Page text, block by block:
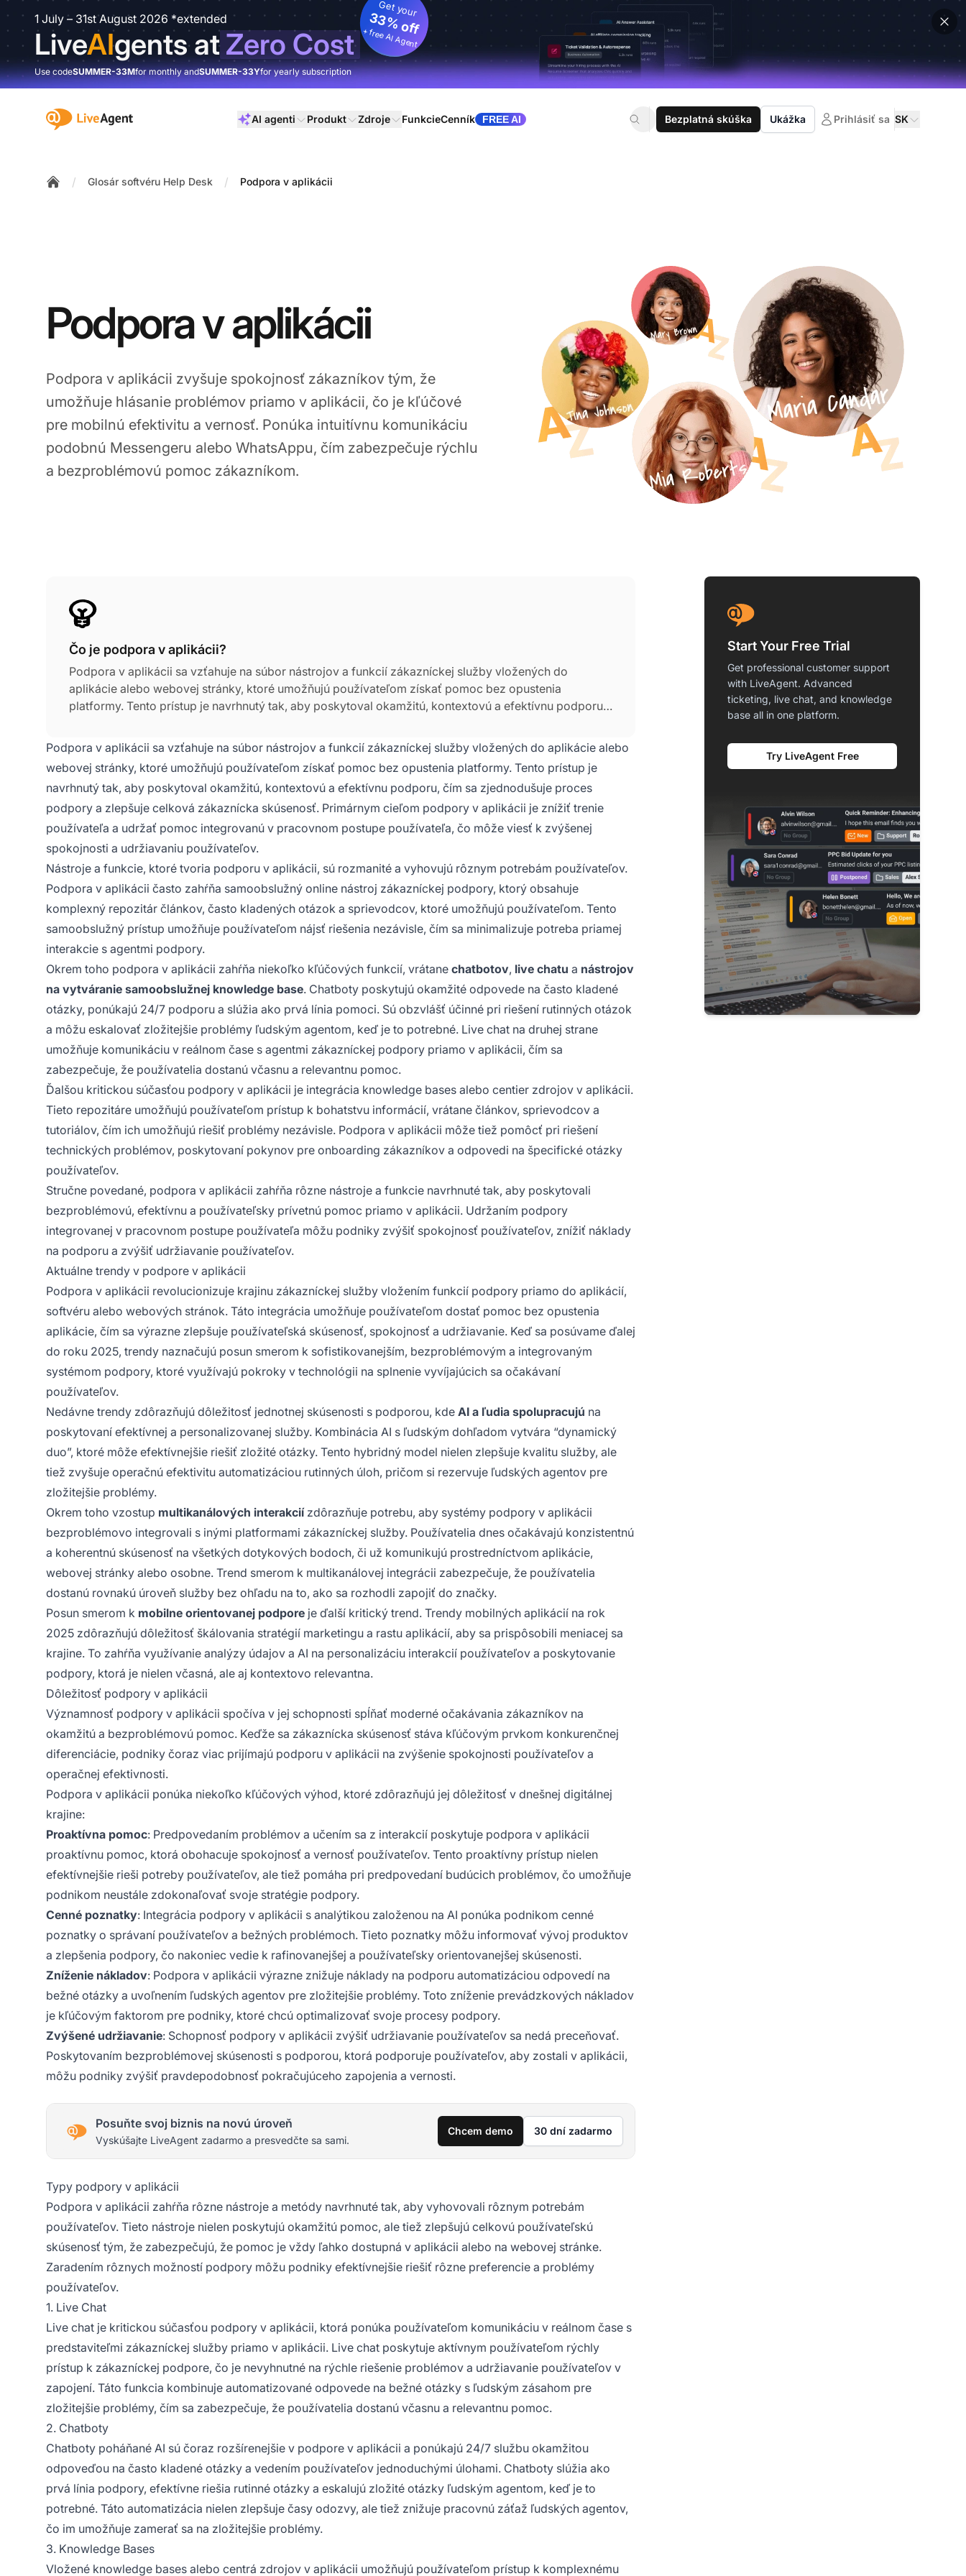
1 July – 31st August 2026 *extended
LiveAIgents atZero Cost
Get your
33% off
+ free AI Agent
Use codeSUMMER-33Mfor monthly andSUMMER-33Yfor yearly subscription
:site.title AI agenti Produkt Zdroje FunkcieCenník FREE AI Bezplatná skúška Ukážka Prihlásiť sa SK
/ Glosár softvéru Help Desk / Podpora v aplikácii
Podpora v aplikácii
Podpora v aplikácii zvyšuje spokojnosť zákazníkov tým, že
umožňuje hlásanie problémov priamo v aplikácii, čo je kľúčové
pre mobilnú efektivitu a vernosť. Ponúka intuitívnu komunikáciu
podobnú Messengeru alebo WhatsAppu, čím zabezpečuje rýchlu
a bezproblémovú pomoc zákazníkom.
Čo je podpora v aplikácii?
Podpora v aplikácii sa vzťahuje na súbor nástrojov a funkcií zákazníckej služby vložených do
aplikácie alebo webovej stránky, ktoré umožňujú používateľom získať pomoc bez opustenia
platformy. Tento prístup je navrhnutý tak, aby poskytoval okamžitú, kontextovú a efektívnu podporu,
podpory v aplikácii je znížiť trenie používateľa a udržať pomoc integrovanú v pracovnom postupe
používateľa, čo môže viesť k zvýšenej spokojnosti a udržiavaniu používateľov.
Podpora v aplikácii sa vzťahuje na súbor nástrojov a funkcií zákazníckej služby vložených do aplikácie alebo
webovej stránky, ktoré umožňujú používateľom získať pomoc bez opustenia platformy. Tento prístup je
navrhnutý tak, aby poskytoval okamžitú, kontextovú a efektívnu podporu, čím sa zjednodušuje proces
podpory a zlepšuje celková zákaznícka skúsenosť. Primárnym cieľom podpory v aplikácii je znížiť trenie
používateľa a udržať pomoc integrovanú v pracovnom postupe používateľa, čo môže viesť k zvýšenej
spokojnosti a udržiavaniu používateľov.
Nástroje a funkcie, ktoré tvoria podporu v aplikácii, sú rozmanité a vyhovujú rôznym potrebám používateľov.
Podpora v aplikácii často zahŕňa samoobslužný online nástroj zákazníckej podpory, ktorý obsahuje
komplexný repozitár článkov, často kladených otázok a sprievodcov, ktoré umožňujú používateľom. Tento
samoobslužný prístup umožňuje používateľom nájsť riešenia nezávisle, čím sa minimalizuje potreba priamej
interakcie s agentmi podpory.
Okrem toho podpora v aplikácii zahŕňa niekoľko kľúčových funkcií, vrátane chatbotov, live chatu a nástrojov
na vytváranie samoobslužnej knowledge base. Chatboty poskytujú okamžité odpovede na často kladené
otázky, ponúkajú 24/7 podporu a slúžia ako prvá línia pomoci. Sú obzvlášť účinné pri riešení rutinných otázok
a môžu eskalovať zložitejšie problémy ľudským agentom, keď je to potrebné. Live chat na druhej strane
umožňuje komunikáciu v reálnom čase s agentmi zákazníckej podpory priamo v aplikácii, čím sa
zabezpečuje, že používatelia dostanú včasnu a relevantnu pomoc.
Ďalšou kritickou súčasťou podpory v aplikácii je integrácia knowledge bases alebo centier zdrojov v aplikácii.
Tieto repozitáre umožňujú používateľom prístup k bohatstvu informácií, vrátane článkov, sprievodcov a
tutoriálov, čím ich umožňujú riešiť problémy nezávisle. Podpora v aplikácii môže tiež pomôcť pri riešení
technických problémov, poskytovaní pokynov pre onboarding zákazníkov a odpovedi na špecifické otázky
používateľov.
Stručne povedané, podpora v aplikácii zahŕňa rôzne nástroje a funkcie navrhnuté tak, aby poskytovali
bezproblémovú, efektívnu a používateľsky prívetnú pomoc priamo v aplikácii. Udržaním podpory
integrovanej v pracovnom postupe používateľa môžu podniky zvýšiť spokojnosť používateľov, znížiť náklady
na podporu a zvýšiť udržiavanie používateľov.
Aktuálne trendy v podpore v aplikácii
Podpora v aplikácii revolucionizuje krajinu zákazníckej služby vložením funkcií podpory priamo do aplikácií,
softvéru alebo webových stránok. Táto integrácia umožňuje používateľom dostať pomoc bez opustenia
aplikácie, čím sa výrazne zlepšuje používateľská skúsenosť, spokojnosť a udržiavanie. Keď sa posúvame ďalej
do roku 2025, trendy naznačujú posun smerom k sofistikovanejším, bezproblémovým a integrovaným
systémom podpory, ktoré využívajú pokroky v technológii na splnenie vyvíjajúcich sa očakávaní
používateľov.
Nedávne trendy zdôrazňujú dôležitosť jednotnej skúsenosti s podporou, kde AI a ľudia spolupracujú na
poskytovaní efektívnej a personalizovanej služby. Kombinácia AI s ľudským dohľadom vytvára “dynamický
duo”, ktoré môže efektívnejšie riešiť zložité otázky. Tento hybridný model nielen zlepšuje kvalitu služby, ale
tiež zvyšuje operačnú efektivitu automatizáciou rutinných úloh, pričom si rezervuje ľudských agentov pre
zložitejšie problémy.
Okrem toho vzostup multikanálových interakciízdôrazňuje potrebu, aby systémy podpory v aplikácii
bezproblémovo integrovali s inými platformami zákazníckej služby. Používatelia dnes očakávajú konzistentnú
a koherentnú skúsenosť na všetkých dotykových bodoch, či už komunikujú prostredníctvom aplikácie,
webovej stránky alebo osobne. Trend smerom k multikanálovej integrácii zabezpečuje, že používatelia
dostanú rovnakú úroveň služby bez ohľadu na to, ako sa rozhodli zapojiť do značky.
Posun smerom k mobilne orientovanej podpore je ďalší kritický trend. Trendy mobilných aplikácií na rok
2025 zdôrazňujú dôležitosť škálovania stratégií marketingu a rastu aplikácií, aby sa prispôsobili meniacej sa
krajine. To zahŕňa využívanie analýzy údajov a AI na personalizáciu interakcií používateľov a poskytovanie
podpory, ktorá je nielen včasná, ale aj kontextovo relevantna.
Dôležitosť podpory v aplikácii
Významnosť podpory v aplikácii spočíva v jej schopnosti spĺňať moderné očakávania zákazníkov na
okamžitú a bezproblémovú pomoc. Keďže sa zákaznícka skúsenosť stáva kľúčovým prvkom konkurenčnej
diferenciácie, podniky čoraz viac prijímajú podporu v aplikácii na zvýšenie spokojnosti používateľov a
operačnej efektivnosti.
Podpora v aplikácii ponúka niekoľko kľúčových výhod, ktoré zdôrazňujú jej dôležitosť v dnešnej digitálnej
krajine:
Proaktívna pomoc: Predpovedaním problémov a učením sa z interakcií poskytuje podpora v aplikácii
proaktívnu pomoc, ktorá obohacuje spokojnosť a vernosť používateľov. Tento proaktívny prístup nielen
efektívnejšie rieši potreby používateľov, ale tiež pomáha pri predpovedaní budúcich problémov, čo umožňuje
podnikom neustále zdokonaľovať svoje stratégie podpory.
Cenné poznatky: Integrácia podpory v aplikácii s analýtikou založenou na AI ponúka podnikom cenné
poznatky o správaní používateľov a bežných problémoch. Tieto poznatky môžu informovať vývoj produktov
a zlepšenia podpory, čo nakoniec vedie k rafinovanejšej a používateľsky orientovanejšej skúsenosti.
Zníženie nákladov: Podpora v aplikácii výrazne znižuje náklady na podporu automatizáciou odpovedí na
bežné otázky a uvoľnením ľudských agentov pre zložitejšie problémy. Toto zníženie prevádzkových nákladov
je kľúčovým faktorom pre podniky, ktoré chcú optimalizovať svoje procesy podpory.
Zvýšené udržiavanie: Schopnosť podpory v aplikácii zvýšiť udržiavanie používateľov sa nedá preceňovať.
Poskytovaním bezproblémovej skúsenosti s podporou, ktorá podporuje používateľov, aby zostali v aplikácii,
môžu podniky zvýšiť pravdepodobnosť pokračujúceho zapojenia a vernosti.
Posuňte svoj biznis na novú úroveň
Vyskúšajte LiveAgent zadarmo a presvedčte sa sami.
Chcem demo 30 dní zadarmo
Typy podpory v aplikácii
Podpora v aplikácii zahŕňa rôzne nástroje a metódy navrhnuté tak, aby vyhovovali rôznym potrebám
používateľov. Tieto nástroje nielen poskytujú okamžitú pomoc, ale tiež zlepšujú celkovú používateľskú
skúsenosť tým, že zabezpečujú, že pomoc je vždy ľahko dostupná v aplikácii alebo na webovej stránke.
Zaradením rôznych možností podpory môžu podniky efektívnejšie riešiť rôzne preferencie a problémy
používateľov.
1. Live Chat
Live chat je kritickou súčasťou podpory v aplikácii, ktorá ponúka používateľom komunikáciu v reálnom čase s
predstaviteľmi zákazníckej služby priamo v aplikácii. Live chat poskytuje aktívnym používateľom rýchly
prístup k zákazníckej podpore, čo je nevyhnutné na rýchle riešenie problémov a udržiavanie používateľov v
zapojení. Táto funkcia kombinuje automatizované odpovede na bežné otázky s ľudským zásahom pre
zložitejšie problémy, čím sa zabezpečuje, že používatelia dostanú včasnu a relevantnu pomoc.
2. Chatboty
Chatboty poháňané AI sú čoraz rozšírenejšie v podpore v aplikácii a ponúkajú 24/7 službu okamžitou
odpoveďou na často kladené otázky a vedením používateľov jednoduchými úlohami. Chatboty slúžia ako
prvá línia podpory, efektívne riešia rutinné otázky a eskalujú zložité otázky ľudským agentom, keď je to
potrebné. Táto automatizácia nielen zlepšuje časy odozvy, ale tiež znižuje pracovnú záťaž ľudských agentov,
čo im umožňuje zamerať sa na zložitejšie problémy.
3. Knowledge Bases
Vložené knowledge bases alebo centrá zdrojov v aplikácii umožňujú používateľom prístup k komplexnému
Start Your Free Trial
Get professional customer support
with LiveAgent. Advanced
ticketing, live chat, and knowledge
base all in one platform.
Try LiveAgent Free